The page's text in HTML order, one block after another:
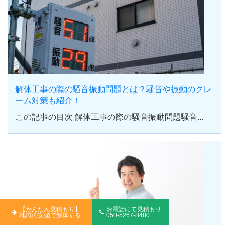
解体工事の際の騒音振動問題とは？騒音や振動のクレ
ーム対策も紹介！
この記事の目次 解体工事の際の騒音振動問題騒音...
【かんたん見積もり】
地域の安値で解体する
お電話にて見積もり
050-5267-8480